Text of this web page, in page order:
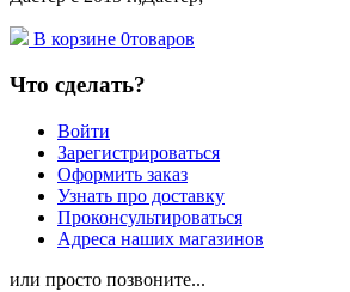
В корзине 0товаров
Что сделать?
Войти
Зарегистрироваться
Оформить заказ
Узнать про доставку
Проконсультироваться
Адреса наших магазинов
или просто позвоните...